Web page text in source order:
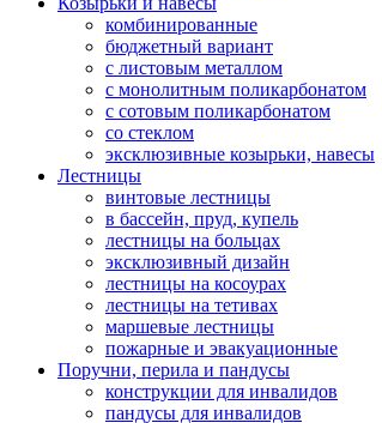
комбинированные
бюджетный вариант
с листовым металлом
с монолитным поликарбонатом
с сотовым поликарбонатом
со стеклом
эксклюзивные козырьки, навесы
Лестницы
винтовые лестницы
в бассейн, пруд, купель
лестницы на больцах
эксклюзивный дизайн
лестницы на косоурах
лестницы на тетивах
маршевые лестницы
пожарные и эвакуационные
Поручни, перила и пандусы
конструкции для инвалидов
пандусы для инвалидов